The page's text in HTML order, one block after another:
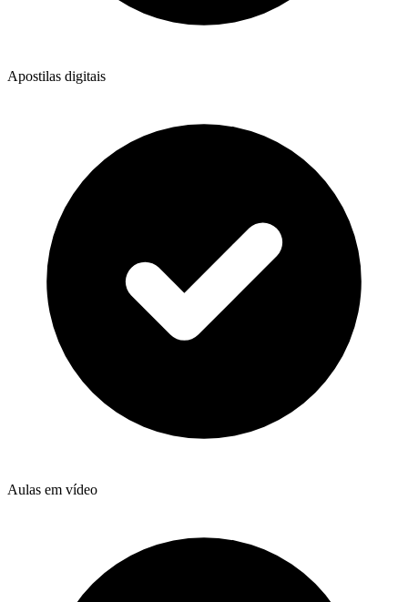
Apostilas digitais
Aulas em vídeo